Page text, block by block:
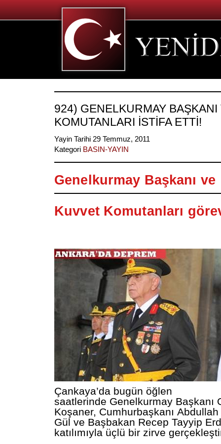
924) GENELKURMAY
KOMUTANLARI İSTİFA ETTİ!
Yayin Tarihi 29 Temmuz, 2011
Kategori BASIN-YAYIN
Genelkurmay Başkanı ve
Kuvvet Komutanları
Çankaya’da bugün öğlen
saatlerinde Genelkurmay Başkanı
Koşaner, Cumhurbaşkanı Abdullah
Gül ve Başbakan Recep Tayyip
katılımıyla üçlü bir zirve